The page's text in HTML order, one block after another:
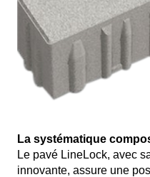
La systématique
Le pavé LineLock, avec
innovante, assure une